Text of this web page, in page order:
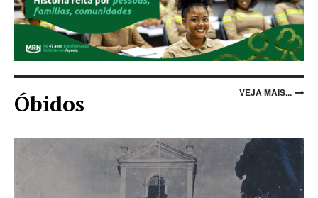
Óbidos VEJA MAIS...